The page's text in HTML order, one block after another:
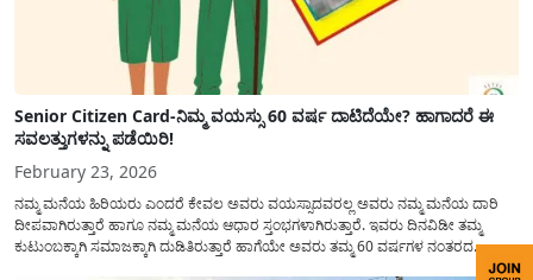
Senior Citizen Card-ನಿಮ್ಮ ವಯಸ್ಸು 60 ವರ್ಷ ದಾಟಿದೆಯೇ? ಹಾಗಾದರೆ ಈ
ಸವಲತ್ತುಗಳನ್ನು ಪಡೆಯಿರಿ!
February 23, 2026
ನಮ್ಮ ಮನೆಯ ಹಿರಿಯರು ಎಂದರೆ ಕೇವಲ ಅವರು ವಯಸ್ಸಾದವರಲ್ಲ ಅವರು ನಮ್ಮ ಮನೆಯ ದಾರಿ
ದೀಪವಾಗಿರುತ್ತಾರೆ ಹಾಗೂ ನಮ್ಮ ಮನೆಯ ಆಧಾರ ಸ್ತಂಭಗಳಾಗಿರುತ್ತಾರೆ. ಇವರು ದಿನವಿಡೀ ತಮ್ಮ
ಕುಟುಂಬಕ್ಕಾಗಿ ಸಮಾಜಕ್ಕಾಗಿ ದುಡಿತಿರುತ್ತಾರೆ ಹಾಗೆಯೇ ಅವರು ತಮ್ಮ 60 ವರ್ಷಗಳ ನಂತರದ
ಜೀವನವನ್ನು ನೆಮ್ಮದಿಯಿಂದ ಕಳೆಯಬೇಕೆಂಬುದು ಪ್ರತಿಯೊಬ್ಬರ ಕನಸಾಗಿರುತ್ತದೆ ಆದ್ದರಿಂದ ಸರ್ಕಾರವು